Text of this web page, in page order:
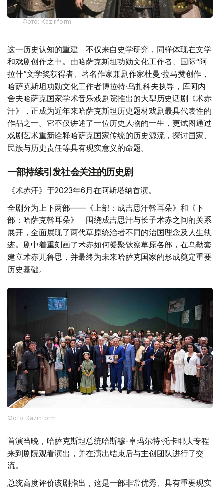
Фото: Kazinform
这一历史认知的重建，不仅来自史学研究，同样体现在文学
和戏剧创作之中。由哈萨克斯坦功勋文化工作者、国际“阿
拉什”文学奖获得者、著名作家兼剧作家杜曼·拉马赞创作，
哈萨克斯坦功勋文化工作者博拉特·乌扎科夫执导，库阿内
舍夫哈萨克国家学术音乐戏剧院推出的大型历史话剧《术赤
汗》，正成为近年来哈萨克斯坦历史题材戏剧最具代表性的
作品之一。它不仅讲述了一位历史人物的一生，更试图通过
戏剧艺术重新诠释哈萨克国家传统的历史源流，探讨国家、
民族与历史责任等具有现实意义的命题。
一部持续引发社会关注的历史剧
《术赤汗》于2023年6月在阿斯塔纳首演。
全剧分为上下两部——《上部：成吉思汗斡耳朵》和《下
部：哈萨克斡耳朵》，围绕成吉思汗与长子术赤之间的关系
展开，全面展现了两代草原统治者不同的治国理念及人生轨
迹。剧中着重刻画了术赤如何凝聚钦察草原各部，在乌勒套
建立术赤兀鲁思，并最终为未来哈萨克国家的形成奠定重要
历史基础。
Фото: Kazinform
首演当晚，哈萨克斯坦总统哈斯穆-卓玛尔特·托卡耶夫专程
来到剧院观看演出，并在演出结束后与主创团队进行了交
流。
总统高度评价该剧指出，这是一部非常优秀、具有重要现实